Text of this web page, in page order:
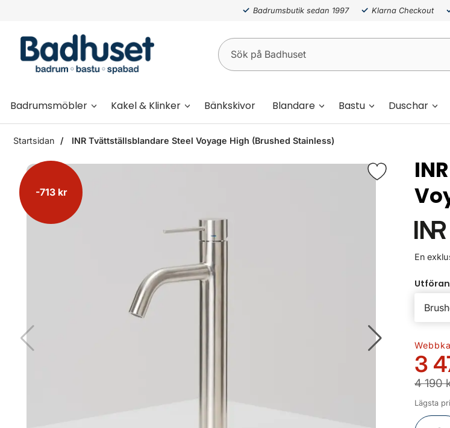
Badrumsbutik sedan 1997 Klarna Checkout
Badrumsmöbler Kakel & Klinker Bänkskivor Blandare Bastu Duschar
Startsidan INR Tvättställsblandare Steel Voyage High (Brushed Stainless)
-713 kr
En
3
4 190
Lägsta